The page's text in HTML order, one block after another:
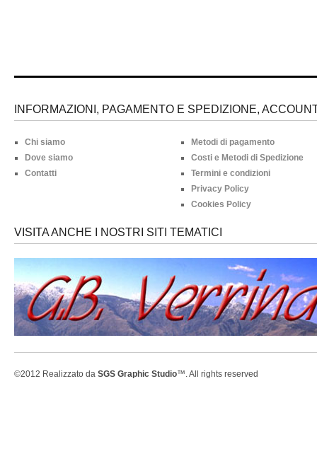
INFORMAZIONI, PAGAMENTO E SPEDIZIONE,
Chi siamo
Dove siamo
Contatti
Metodi di pagamento
Costi e Metodi di Spedizione
Termini e condizioni
Privacy Policy
Cookies Policy
VISITA ANCHE I NOSTRI SITI TEMATICI
©2012 Realizzato da SGS Graphic Studio™. All rights reserved